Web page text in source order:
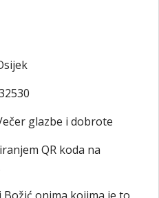
glazbe i dobrote
QR koda na